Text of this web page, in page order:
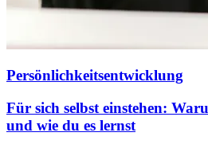
Persönlichkeitsentwicklung
Für sich selbst einstehen:
und wie du es lernst